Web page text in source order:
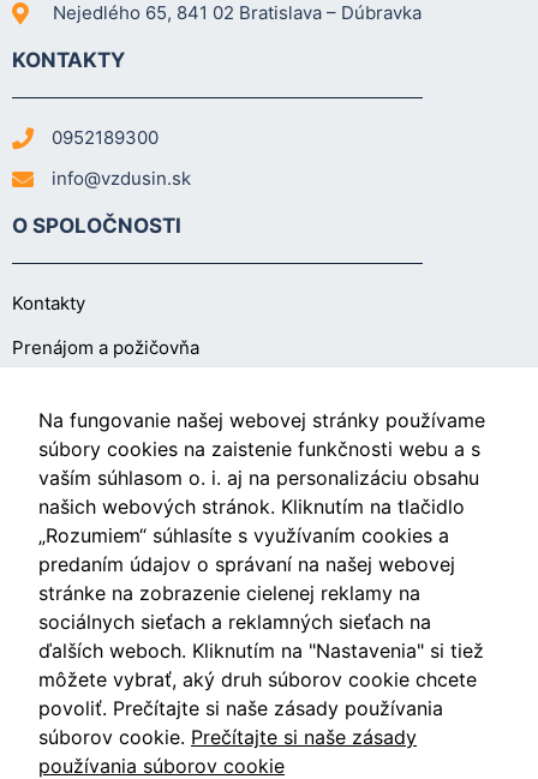
Nejedlého 65, 841 02 Bratislava – Dúbravka
KONTAKTY
0952189300
info@vzdusin.sk
O SPOLOČNOSTI
Kontakty
Prenájom a požičovňa
O NÁKUPE
Obchodné podmienky
Ochrana osobných údajov
Nastavenia cookies
Videá
Blog
Na fungovanie našej webovej stránky používame
súbory cookies na zaistenie funkčnosti webu a s
vaším súhlasom o. i. aj na personalizáciu obsahu
našich webových stránok. Kliknutím na tlačidlo
„Rozumiem“ súhlasíte s využívaním cookies a
predaním údajov o správaní na našej webovej
stránke na zobrazenie cielenej reklamy na
sociálnych sieťach a reklamných sieťach na
ďalších weboch. Kliknutím na "Nastavenia" si tiež
môžete vybrať, aký druh súborov cookie chcete
povoliť. Prečítajte si naše zásady používania
súborov cookie. Prečítajte si naše zásady
používania súborov cookie
In order for our
cookies, some
Marketing
Aby naša
počas vašej
návštevy
fungovala
čo
najlepšie.
Ak tieto
súbory
cookie
odmietnete,
niektoré
funkcie z
webovej